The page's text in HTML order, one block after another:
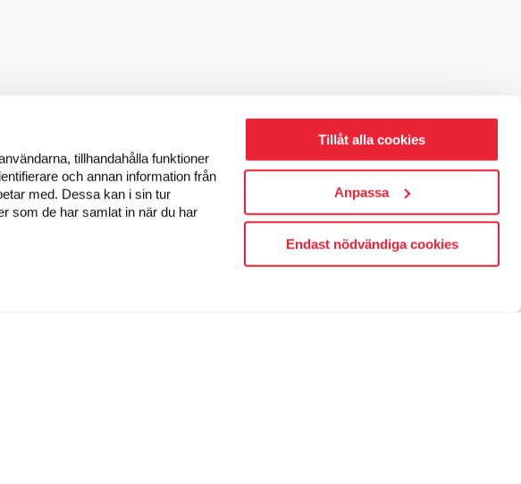
tillhandahålla funktioner
och annan information från
med. Dessa kan i sin tur
som de har samlat in när du har
Tillåt alla cookies
Anpassa
Endast nödvändiga cookies